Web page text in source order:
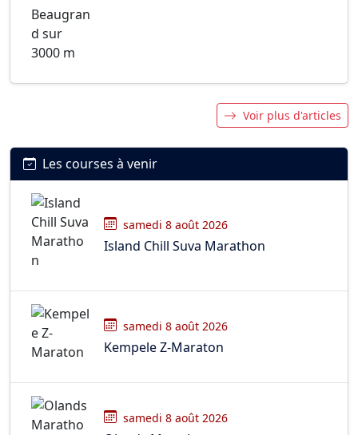
Voir plus d'articles
Les courses à venir
samedi 8 août 2026
Island Chill Suva Marathon
samedi 8 août 2026
Kempele Z-Maraton
samedi 8 août 2026